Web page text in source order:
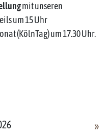
mit unseren
um 15 Uhr
(KölnTag) um 17.30 Uhr.
»